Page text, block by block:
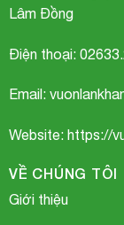
Lâm Đồng
Điện thoại:
Email:
Website: https://
VỀ CHÚNG TÔI
Giới thiệu